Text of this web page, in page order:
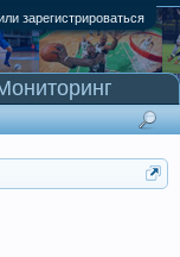
зарегистрироваться